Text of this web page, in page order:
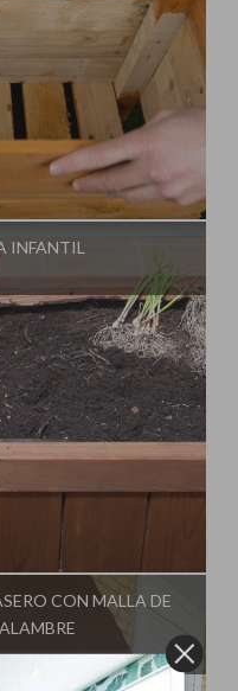
a Paso
INFANTIL
CON MALLA DE